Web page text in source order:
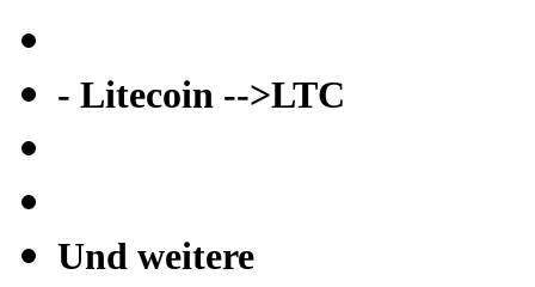
- Litecoin -->LTC
Und weitere